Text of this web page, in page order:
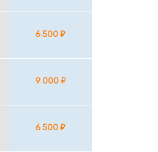
6 500 ₽
9 000 ₽
6 500 ₽